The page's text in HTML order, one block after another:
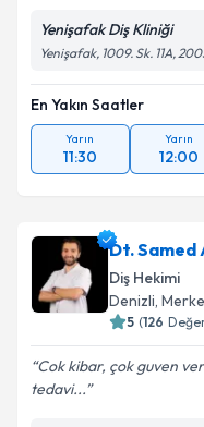
Yenişafak Diş Kliniği
Yenişafak, 1009. Sk. 11A,
En Yakın Saatler
Yarın
11:30
Yarın
12:00
Dt. Samed
Diş Hekimi
Denizli,
5 (126
Cok kibar, çok guven
tedavi...